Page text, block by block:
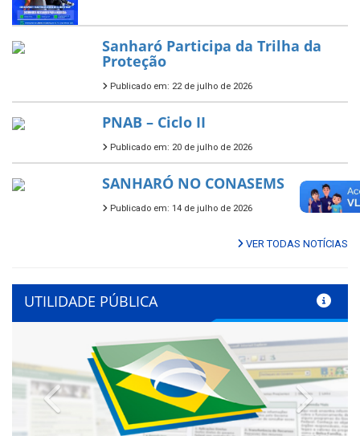
Sanharó Participa da Trilha da
Proteção
Publicado em: 22 de julho de 2026
PNAB – Ciclo II
Publicado em: 20 de julho de 2026
SANHARÓ NO CONASEMS
Publicado em: 14 de julho de 2026
VER TODAS NOTÍCIAS
UTILIDADE PÚBLICA
Next
QUADRO DE AVISOS